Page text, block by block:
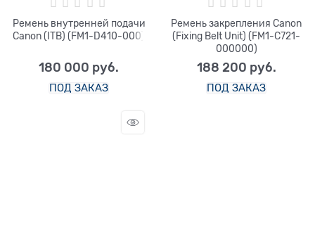
Ремень внутренней подачи
Canon (ITB) (FM1-D410-000)
180 000 руб.
ПОД ЗАКАЗ
Ремень закрепления Canon
(Fixing Belt Unit) (FM1-C721-
000000)
188 200 руб.
ПОД ЗАКАЗ